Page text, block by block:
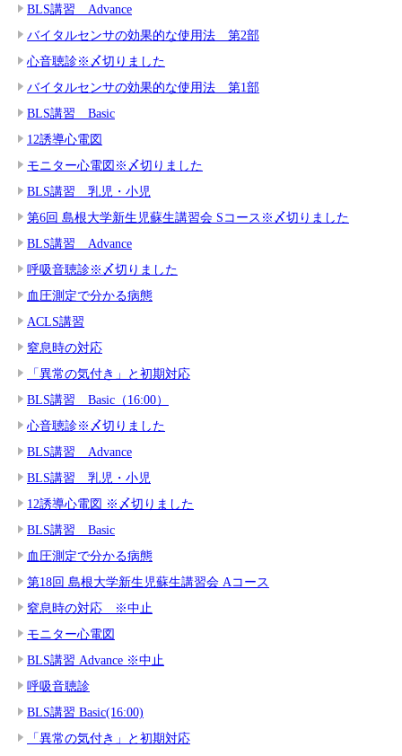
BLS講習 Advance
バイタルセンサの効果的な使用法 第2部
心音聴診※〆切りました
バイタルセンサの効果的な使用法 第1部
BLS講習 Basic
12誘導心電図
モニター心電図※〆切りました
BLS講習 乳児・小児
第6回 島根大学新生児蘇生講習会 Sコース※〆切りました
BLS講習 Advance
呼吸音聴診※〆切りました
血圧測定で分かる病態
ACLS講習
窒息時の対応
「異常の気付き」と初期対応
BLS講習 Basic（16:00）
心音聴診※〆切りました
BLS講習 Advance
BLS講習 乳児・小児
12誘導心電図 ※〆切りました
BLS講習 Basic
血圧測定で分かる病態
第18回 島根大学新生児蘇生講習会 Aコース
窒息時の対応 ※中止
モニター心電図
BLS講習 Advance ※中止
呼吸音聴診
BLS講習 Basic(16:00)
「異常の気付き」と初期対応